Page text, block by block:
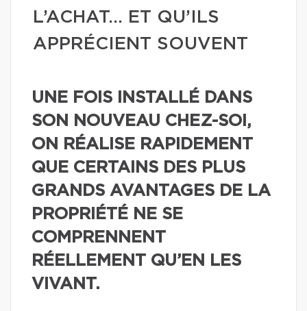
L’ACHAT… ET QU’ILS
APPRÉCIENT SOUVENT
UNE FOIS INSTALLÉ DANS
SON NOUVEAU CHEZ-SOI,
ON RÉALISE RAPIDEMENT
QUE CERTAINS DES PLUS
GRANDS AVANTAGES DE LA
PROPRIÉTÉ NE SE
COMPRENNENT
RÉELLEMENT QU’EN LES
VIVANT.